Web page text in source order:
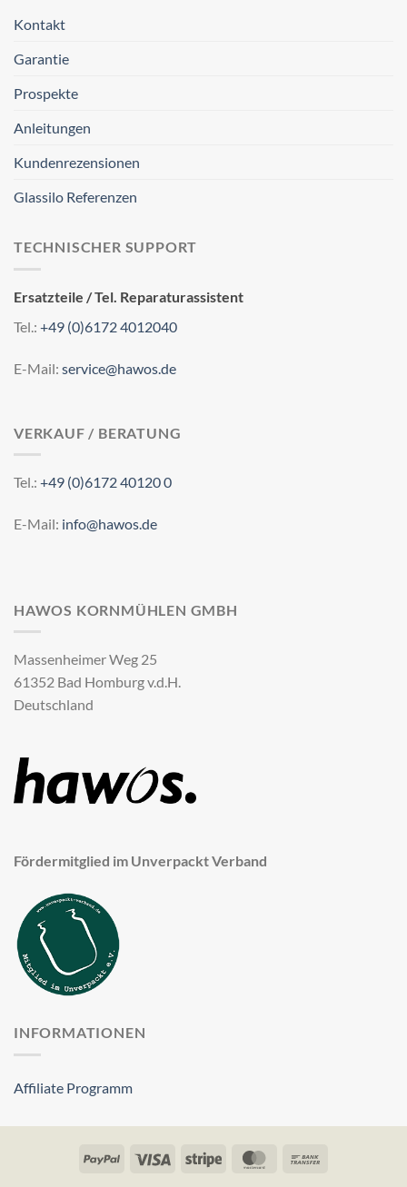
Kontakt
Garantie
Prospekte
Anleitungen
Kundenrezensionen
Glassilo Referenzen
TECHNISCHER SUPPORT
Ersatzteile / Tel. Reparaturassistent
Tel.: +49 (0)6172 4012040
E-Mail: service@hawos.de
VERKAUF / BERATUNG
Tel.: +49 (0)6172 40120 0
E-Mail: info@hawos.de
HAWOS KORNMÜHLEN GMBH
Massenheimer Weg 25
61352 Bad Homburg v.d.H.
Deutschland
Fördermitglied im Unverpackt Verband
INFORMATIONEN
Affiliate Programm
PayPal Visa Stripe MasterCard